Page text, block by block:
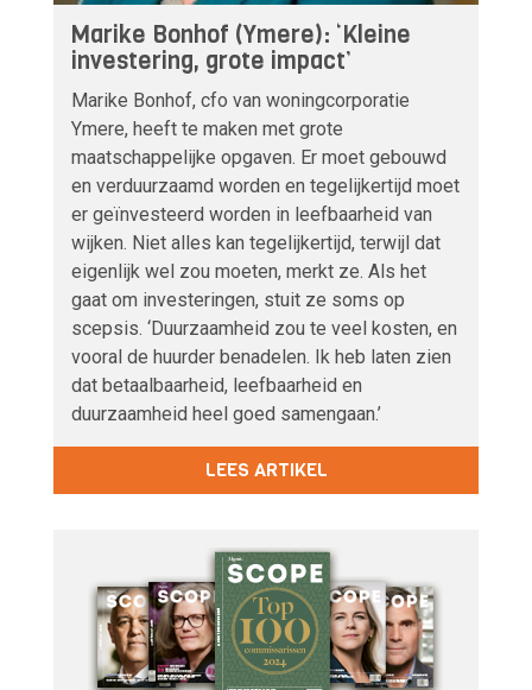
Marike Bonhof (Ymere): ‘Kleine
investering, grote impact’
Marike Bonhof, cfo van woningcorporatie
Ymere, heeft te maken met grote
maatschappelijke opgaven. Er moet gebouwd
en verduurzaamd worden en tegelijkertijd moet
er geïnvesteerd worden in leefbaarheid van
wijken. Niet alles kan tegelijkertijd, terwijl dat
eigenlijk wel zou moeten, merkt ze. Als het
gaat om investeringen, stuit ze soms op
scepsis. ‘Duurzaamheid zou te veel kosten, en
vooral de huurder benadelen. Ik heb laten zien
dat betaalbaarheid, leefbaarheid en
duurzaamheid heel goed samengaan.’
LEES ARTIKEL